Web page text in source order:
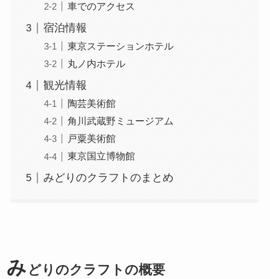
車でのアクセス
宿泊情報
東京ステーションホテル
丸ノ内ホテル
観光情報
陶芸美術館
角川武蔵野ミュージアム
戸粟美術館
東京国立博物館
みどりのクラフトのまとめ
み どりのクラフトの概要